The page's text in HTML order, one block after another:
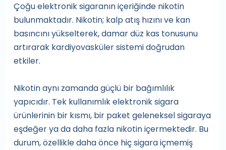
Çoğu elektronik sigaranın içeriğinde nikotin
bulunmaktadır. Nikotin; kalp atış hızını ve kan
basıncını yükselterek, damar düz kas tonusunu
artırarak kardiyovasküler sistemi doğrudan
etkiler.
Nikotin aynı zamanda güçlü bir bağımlılık
yapıcıdır. Tek kullanımlık elektronik sigara
ürünlerinin bir kısmı, bir paket geleneksel sigaraya
eşdeğer ya da daha fazla nikotin içermektedir. Bu
durum, özellikle daha önce hiç sigara içmemiş